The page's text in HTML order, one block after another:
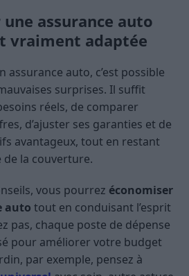
assurance auto
vraiment adaptée
assurance auto, c’est possible
surprises. Il suffit
réels, de comparer
d’ajuster ses garanties et de
avantageux, tout en restant
la couverture.
vous pourrez économiser
auto tout en conduisant l’esprit
pas, chaque poste de dépense
pour améliorer votre budget
par exemple, pensez à